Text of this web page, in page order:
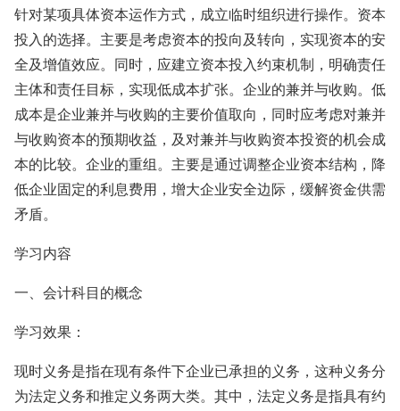
针对某项具体资本运作方式，成立临时组织进行操作。资本
投入的选择。主要是考虑资本的投向及转向，实现资本的安
全及增值效应。同时，应建立资本投入约束机制，明确责任
主体和责任目标，实现低成本扩张。企业的兼并与收购。低
成本是企业兼并与收购的主要价值取向，同时应考虑对兼并
与收购资本的预期收益，及对兼并与收购资本投资的机会成
本的比较。企业的重组。主要是通过调整企业资本结构，降
低企业固定的利息费用，增大企业安全边际，缓解资金供需
矛盾。
学习内容
一、会计科目的概念
学习效果：
现时义务是指在现有条件下企业已承担的义务，这种义务分
为法定义务和推定义务两大类。其中，法定义务是指具有约